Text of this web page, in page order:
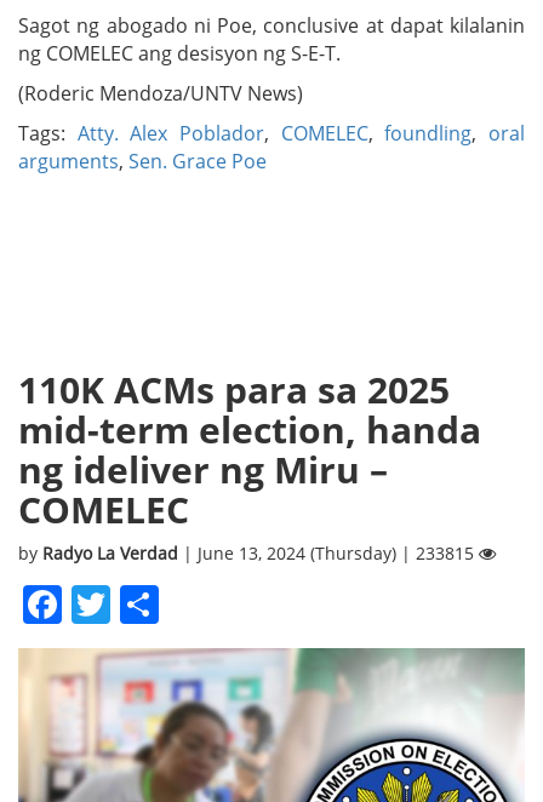
Sagot ng abogado ni Poe, conclusive at dapat kilalanin
ng COMELEC ang desisyon ng S-E-T.
(Roderic Mendoza/UNTV News)
Tags: Atty. Alex Poblador, COMELEC,foundling, oral
arguments, Sen. Grace Poe
110K ACMs para sa 2025
mid-term election, handa
ng ideliver ng Miru –
COMELEC
by Radyo La Verdad | June 13, 2024 (Thursday) | 233815
Facebook
Twitter